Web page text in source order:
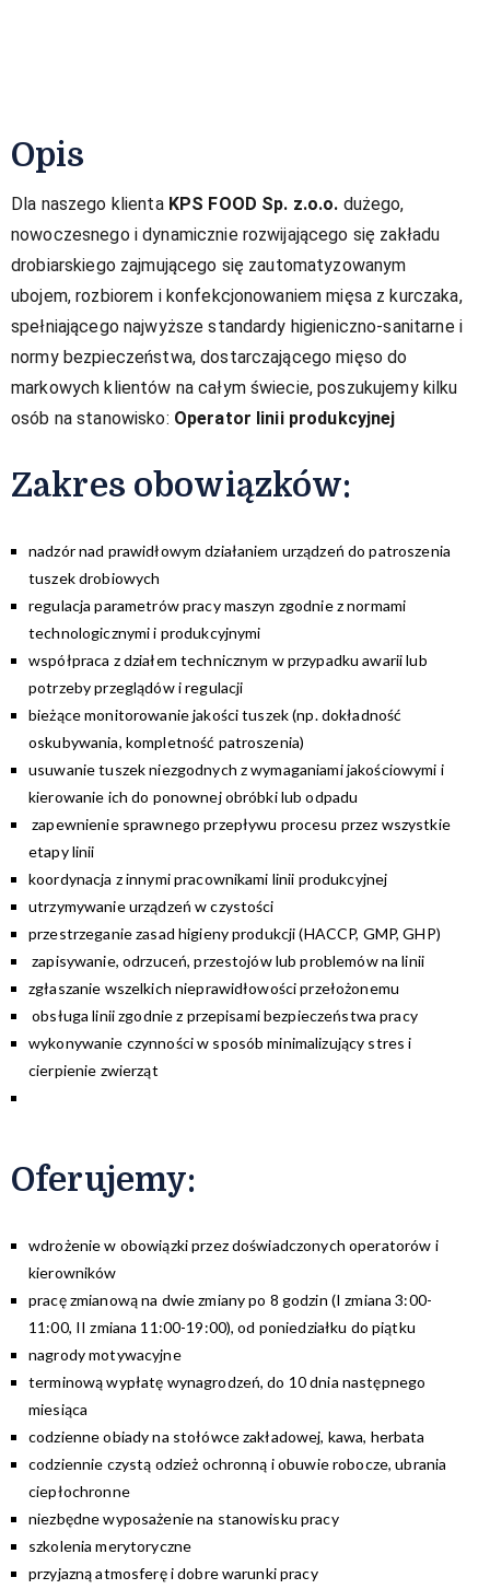
Opis
Dla naszego klienta KPS FOOD Sp. z.o.o. dużego,
nowoczesnego i dynamicznie rozwijającego się zakładu
drobiarskiego zajmującego się zautomatyzowanym
ubojem, rozbiorem i konfekcjonowaniem mięsa z kurczaka,
spełniającego najwyższe standardy higieniczno-sanitarne i
normy bezpieczeństwa, dostarczającego mięso do
markowych klientów na całym świecie, poszukujemy kilku
osób na stanowisko: Operator linii produkcyjnej
Zakres obowiązków:​
nadzór nad prawidłowym działaniem urządzeń do patroszenia
tuszek drobiowych
regulacja parametrów pracy maszyn zgodnie z normami
technologicznymi i produkcyjnymi
współpraca z działem technicznym w przypadku awarii lub
potrzeby przeglądów i regulacji
bieżące monitorowanie jakości tuszek (np. dokładność
oskubywania, kompletność patroszenia)
usuwanie tuszek niezgodnych z wymaganiami jakościowymi i
kierowanie ich do ponownej obróbki lub odpadu
zapewnienie sprawnego przepływu procesu przez wszystkie
etapy linii
koordynacja z innymi pracownikami linii produkcyjnej
utrzymywanie urządzeń w czystości
przestrzeganie zasad higieny produkcji (HACCP, GMP, GHP)
zapisywanie, odrzuceń, przestojów lub problemów na linii
zgłaszanie wszelkich nieprawidłowości przełożonemu
obsługa linii zgodnie z przepisami bezpieczeństwa pracy
wykonywanie czynności w sposób minimalizujący stres i
cierpienie zwierząt
Oferujemy:
wdrożenie w obowiązki przez doświadczonych operatorów i
kierowników
pracę zmianową na dwie zmiany po 8 godzin (I zmiana 3:00-
11:00, II zmiana 11:00-19:00), od poniedziałku do piątku
nagrody motywacyjne
terminową wypłatę wynagrodzeń, do 10 dnia następnego
miesiąca
codzienne obiady na stołówce zakładowej, kawa, herbata
codziennie czystą odzież ochronną i obuwie robocze, ubrania
ciepłochronne
niezbędne wyposażenie na stanowisku pracy
szkolenia merytoryczne
przyjazną atmosferę i dobre warunki pracy